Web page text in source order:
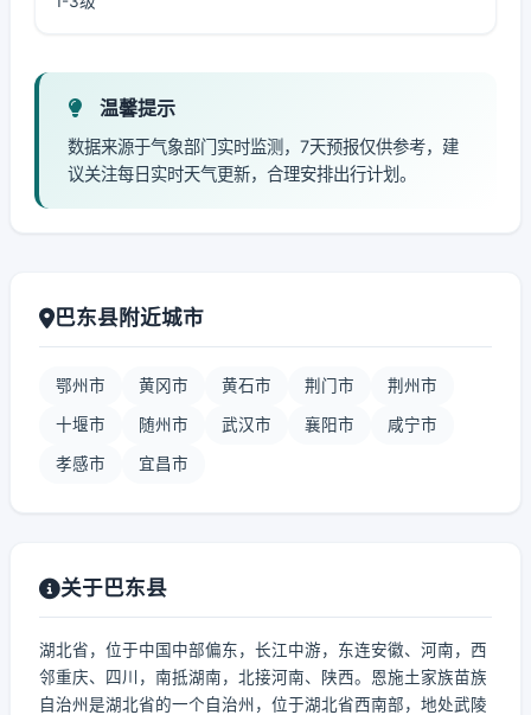
温馨提示
数据来源于气象部门实时监测，7天预报仅供参考，建
议关注每日实时天气更新，合理安排出行计划。
巴东县附近城市
鄂州市 黄冈市 黄石市 荆门市 荆州市
十堰市 随州市 武汉市 襄阳市 咸宁市
孝感市 宜昌市
关于巴东县
湖北省，位于中国中部偏东，长江中游，东连安徽、河南，西
邻重庆、四川，南抵湖南，北接河南、陕西。恩施土家族苗族
自治州是湖北省的一个自治州，位于湖北省西南部，地处武陵